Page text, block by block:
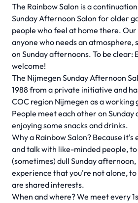
The Rainbow Salon is a
Sunday Afternoon Salon for older
people who feel at home there.
anyone who needs an atmosphere,
on Sunday afternoons. To be clear:
welcome!
The Nijmegen Sunday Afternoon
1988 from a private initiative and
COC region Nijmegen as a working
People meet each other on
enjoying some snacks and drinks.
Why a Rainbow Salon? Because
and talk with like-minded people, to
(sometimes) dull Sunday
experience that you're not alone,
are shared interests.
When and where? We meet every